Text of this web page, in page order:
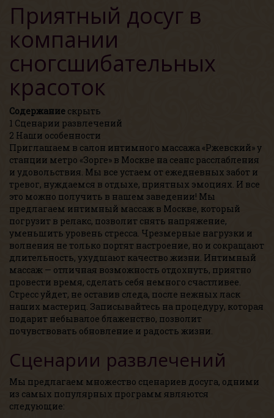
Приятный досуг в
компании
сногсшибательных
красоток
Содержание скрыть
1 Сценарии развлечений
2 Наши особенности
Приглашаем в салон интимного массажа «Ржевский» у
станции метро «Зорге» в Москве на сеанс расслабления
и удовольствия. Мы все устаем от ежедневных забот и
тревог, нуждаемся в отдыхе, приятных эмоциях. И все
это можно получить в нашем заведении! Мы
предлагаем интимный массаж в Москве, который
погрузит в релакс, позволит снять напряжение,
уменьшить уровень стресса. Чрезмерные нагрузки и
волнения не только портят настроение, но и сокращают
длительность, ухудшают качество жизни. Интимный
массаж — отличная возможность отдохнуть, приятно
провести время, сделать себя немного счастливее.
Стресс уйдет, не оставив следа, после нежных ласк
наших мастериц. Записывайтесь на процедуру, которая
подарит небывалое блаженство, позволит
почувствовать обновление и радость жизни.
Сценарии развлечений
Мы предлагаем множество сценариев досуга, одними
из самых популярных программ являются
следующие: